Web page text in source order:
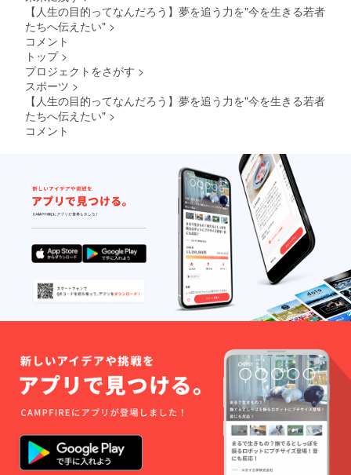
ンケー
ト調査
ご連絡
す。
【人生の目的ってなんだろう】夢を追う力を"今を生きる若者
たちへ伝えたい" >
コメント
トップ >
プロジェクトをさがす >
スポーツ >
【人生の目的ってなんだろう】夢を追う力を"今を生きる若者
たちへ伝えたい" >
コメント